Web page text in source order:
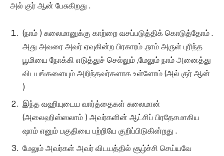
அல் குர் ஆன் பேசுகிறது .
(நாம் ) சுலைமானுக்கு காற்றை வசப்படுத்திக் கொடுத்தோம் .
அது அவரை அவர் ஏவுகின்ற பிரகாரம் ,நாம் அருள் புரிந்த
பூமியை நோக்கி எடுத்துச் செல்லும் ,மேலும் நாம் அனைத்து
விடயங்களையும் அறிந்தவர்களாக உள்ளோம் (அல் குர் ஆன்
)
இந்த வஹியுடைய வார்த்தைகள் சுலைமான்
(அலைஹிஸ்ஸலாம் ) அவர்களின் ஆட்சிப் பிரதேசமாகிய
ஷாம் எனும் பகுதியை பற்றியே குறிப்பிடுகின்றது .
மேலும் அவர்கள் அவர் விடயத்தில் சூழ்ச்சி செய்யவே